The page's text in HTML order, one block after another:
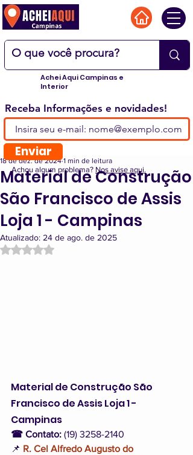
Achei Aqui Campinas e
Interior
Material de Construção
São Francisco de Assis
Loja 1 - Campinas
18 de dez. de 2024 1 min de leitura
Atualizado: 24 de ago. de 2025
Avaliado com NaN de 5 estrelas.
Material de Construção São
Francisco de Assis Loja 1 -
Campinas
☎ Contato: (19) 3258-2140
📌 R. Cel Alfredo Augusto do
Receba Informações e novidades!
Enviar
Achou algum problema? Nos avise aqui.